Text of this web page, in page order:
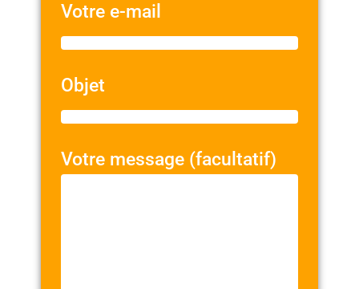
Votre e-mail
Objet
Votre message (facultatif)